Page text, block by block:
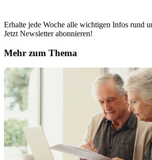
Erhalte jede Woche alle wichtigen Infos rund
Jetzt Newsletter abonnieren!
Mehr zum Thema